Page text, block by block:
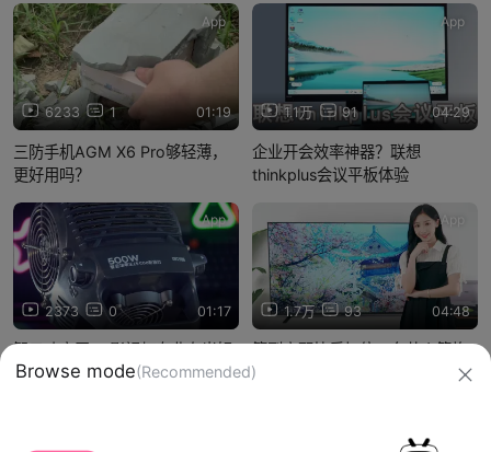
6233 1 01:19
App
三防手机AGM X6 Pro够轻薄，
更好用吗？
1.1万 91 04:29
App
企业开会效率神器？联想
thinkplus会议平板体验
2373 0 01:17
App
智云功率王Z5影视灯专业布光好
搭档！价格便宜还更强
1.7万 93 04:48
App
等到高配快乐加倍，东芝火箭炮
电视M540F体验分享
Browse mode(Recommended)